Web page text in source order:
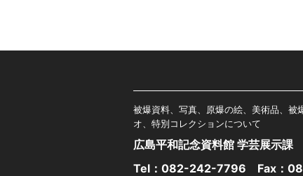
被爆資料、写真、原爆の絵、美術品、被
オ、特別コレクションについて
広島平和記念資料館 学芸展示課
Tel： 082-242-7796 Fax：